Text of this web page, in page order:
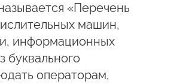
«Перечень
машин,
информационных
буквального
операторам,